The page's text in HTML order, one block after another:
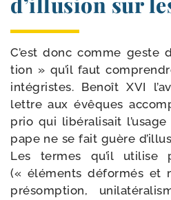
C’est donc comme
tion » qu’il faut
inté­gristes. Benoît XVI
lettre aux évêques
prio qui libé­ra­li­sait l’usage
pape ne se fait guère
Les termes qu’il uti­lise
(« élé­ments défor­més et
pré­somp­tion,